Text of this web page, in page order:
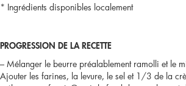
* Ingrédients disponibles localement
PROGRESSION DE LA RECETTE
– Mélanger le beurre préalablement ramolli et le
Ajouter les farines, la levure, le sel et 1/3 de la